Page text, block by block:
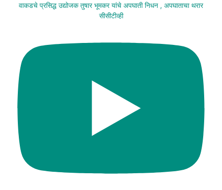
वाकडचे प्रसिद्ध उद्योजक तुषार भूमकर यांचे अपघाती निधन , अपघाताचा थरार
सीसीटीव्ही